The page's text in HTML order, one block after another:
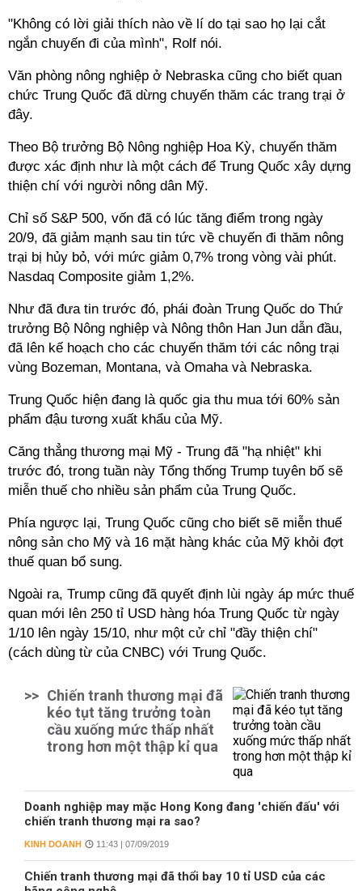
"Không có lời giải thích nào về lí do tại sao họ lại cắt
ngắn chuyến đi của mình", Rolf nói.
Văn phòng nông nghiệp ở Nebraska cũng cho biết quan
chức Trung Quốc đã dừng chuyến thăm các trang trại ở
đây.
Theo Bộ trưởng Bộ Nông nghiệp Hoa Kỳ, chuyến thăm
được xác định như là một cách để Trung Quốc xây dựng
thiện chí với người nông dân Mỹ.
Chỉ số S&P 500, vốn đã có lúc tăng điểm trong ngày
20/9, đã giảm mạnh sau tin tức về chuyến đi thăm nông
trại bị hủy bỏ, với mức giảm 0,7% trong vòng vài phút.
Nasdaq Composite giảm 1,2%.
Như đã đưa tin trước đó, phái đoàn Trung Quốc do Thứ
trưởng Bộ Nông nghiệp và Nông thôn Han Jun dẫn đầu,
đã lên kế hoạch cho các chuyến thăm tới các nông trại
vùng Bozeman, Montana, và Omaha và Nebraska.
Trung Quốc hiện đang là quốc gia thu mua tới 60% sản
phẩm đậu tương xuất khẩu của Mỹ.
Căng thẳng thương mại Mỹ - Trung đã "hạ nhiệt" khi
trước đó, trong tuần này Tổng thống Trump tuyên bố sẽ
miễn thuế cho nhiều sản phẩm của Trung Quốc.
Phía ngược lại, Trung Quốc cũng cho biết sẽ miễn thuế
nông sản cho Mỹ và 16 mặt hàng khác của Mỹ khỏi đợt
thuế quan bổ sung.
Ngoài ra, Trump cũng đã quyết định lùi ngày áp mức thuế
quan mới lên 250 tỉ USD hàng hóa Trung Quốc từ ngày
1/10 lên ngày 15/10, như một cử chỉ "đầy thiện chí"
(cách dùng từ của CNBC) với Trung Quốc.
>> Chiến tranh thương mại đã
kéo tụt tăng trưởng toàn
cầu xuống mức thấp nhất
trong hơn một thập kỉ qua
Doanh nghiệp may mặc Hong Kong đang 'chiến đấu' với
chiến tranh thương mại ra sao?
KINH DOANH 11:43 | 07/09/2019
Chiến tranh thương mại đã thổi bay 10 tỉ USD của các